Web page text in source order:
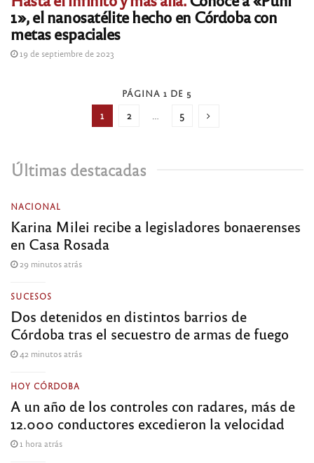
1», el nanosatélite hecho en Córdoba con
metas espaciales
19 de septiembre de 2023
PÁGINA 1 DE 5
1 2 5
Últimas destacadas
NACIONAL
Karina Milei recibe a legisladores bonaerenses
en Casa Rosada
29 minutos atrás
SUCESOS
Dos detenidos en distintos barrios de
Córdoba tras el secuestro de armas de fuego
42 minutos atrás
HOY CÓRDOBA
A un año de los controles con radares, más de
12.000 conductores excedieron la velocidad
1 hora atrás